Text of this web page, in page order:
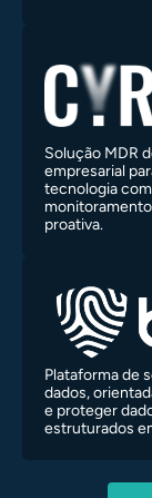
Solução MDR
empresarial
tecnologia
proativa.
Plataforma de
dados,
e proteger
estruturados